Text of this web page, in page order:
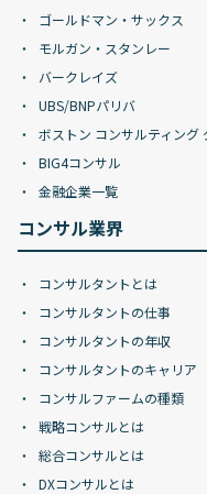
ゴールドマン・サックス
モルガン・スタンレー
バークレイズ
UBS/BNPパリバ
ボストン コンサルティング
BIG4コンサル
金融企業一覧
コンサル業界
コンサルタントとは
コンサルタントの仕事
コンサルタントの年収
コンサルタントのキャリア
コンサルファームの種類
戦略コンサルとは
総合コンサルとは
DXコンサルとは